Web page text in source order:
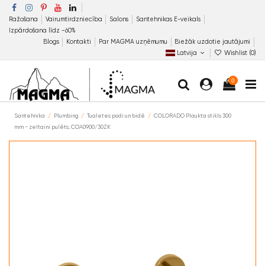
Ražošana Vairumtirdzniecība Salons
Santehnikas E-veikals
Izpārdošana līdz −60%
Blogs
Kontakti Par MAGMA uzņēmumu
Biežāk uzdotie jautājumi
Latvija
Wishlist (0)
0
Santehnika Plumbing Tualetes podi un bidē
COLORADO Plaukta stikls 300
mm - zeltaini pulēts, COA0900/30ZK